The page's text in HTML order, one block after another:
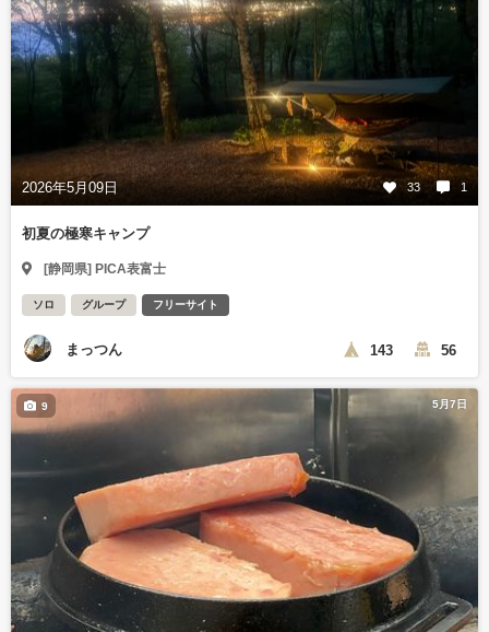
2026年5月09日 33 1
初夏の極寒キャンプ
[静岡県] PICA表富士
ソロ グループ フリーサイト
まっつん 143 56
5月7日
9